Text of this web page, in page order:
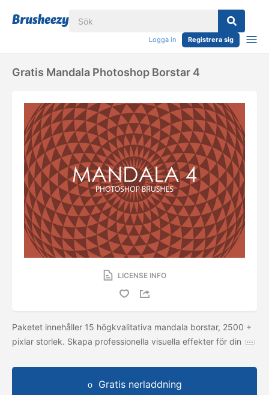
Logga in Registrera sig
Gratis Mandala Photoshop Borstar 4
LICENSE INFO
Paketet innehåller 15 högkvalitativa mandala borstar, 2500 +
pixlar storlek. Skapa professionella visuella effekter för din
Gratis nerladdning